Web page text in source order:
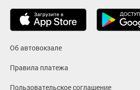
Об автовокзале
Правила платежа
Пользовательское соглашение